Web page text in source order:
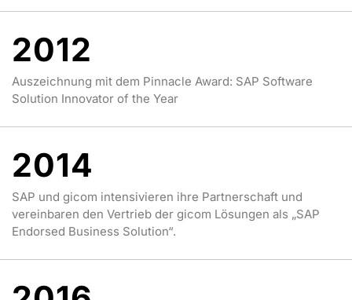
2012
Auszeichnung mit dem Pinnacle Award: SAP Software
Solution Innovator of the Year
2014
SAP und gicom intensivieren ihre Partnerschaft und
vereinbaren den Vertrieb der gicom Lösungen als „SAP
Endorsed Business Solution“.